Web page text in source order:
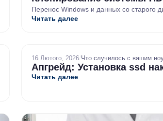
Перенос Windows и данных со старого
Читать далее
16 Лютого, 2026 Что случилось с вашим
Апгрейд: Установка ssd
Читать далее